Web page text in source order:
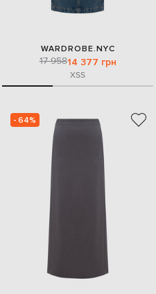
WARDROBE.NYC
17 95814 377 грн
XSS
- 64%